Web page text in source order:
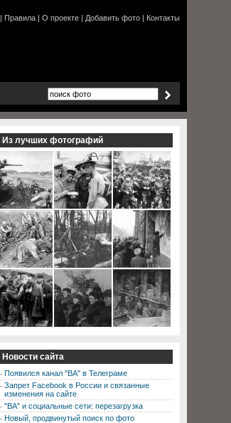
| Правила | О проекте | Добавить фото | Контакты
Из лучших фотографий
Новости сайта
Появился канал "ВА" в Телеграме
Запрет Facebook в России и связанные
изменения на сайте
"ВА" и социальные сети: перезагрузка
Новый, продвинутый поиск по фото